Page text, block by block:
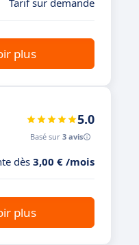
Tarif sur demande
plus
5.0
Basé sur 3 avis
dès 3,00 € /mois
plus